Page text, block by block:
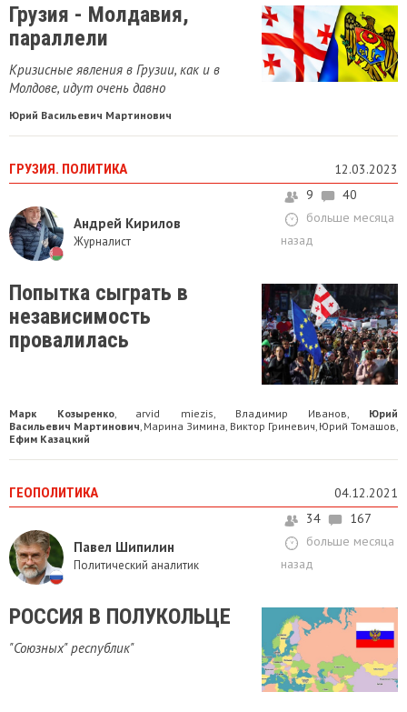
Грузия - Молдавия,
параллели
Кризисные явления в Грузии, как и в
Молдове, идут очень давно
Юрий Васильевич Мартинович
ГРУЗИЯ. ПОЛИТИКА 12.03.2023
Андрей Кирилов
Журналист
9
40
больше месяца
назад
Попытка сыграть в
независимость
провалилась
Марк Козыренко, arvid miezis, Владимир Иванов, Юрий
Васильевич Мартинович, Марина Зимина, Виктор Гриневич, Юрий Томашов,
Ефим Казацкий
ГЕОПОЛИТИКА 04.12.2021
Павел Шипилин
Политический аналитик
34
167
больше месяца
назад
РОССИЯ В ПОЛУКОЛЬЦЕ
"Союзных" республик"